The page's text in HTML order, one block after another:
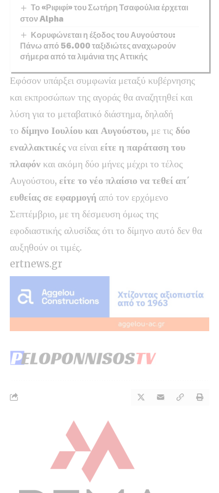
Το «Ριφιφί» του Σωτήρη Τσαφούλια έρχεται
στον Alpha
Κορυφώνεται η έξοδος του Αυγούστου:
Πάνω από 56.000 ταξιδιώτες αναχωρούν
σήμερα από τα λιμάνια της Αττικής
Εφόσον υπάρξει συμφωνία μεταξύ κυβέρνησης
και εκπροσώπων της αγοράς θα αναζητηθεί και
λύση για το μεταβατικό διάστημα, δηλαδή
το δίμηνο Ιουλίου και Αυγούστου, με τις δύο
εναλλακτικές να είναι είτε η παράταση του
πλαφόν και ακόμη δύο μήνες μέχρι το τέλος
Αυγούστου, είτε το νέο πλαίσιο να τεθεί απ΄
ευθείας σε εφαρμογή από τον ερχόμενο
Σεπτέμβριο, με τη δέσμευση όμως της
εφοδιαστικής αλυσίδας ότι το δίμηνο αυτό δεν θα
αυξηθούν οι τιμές.
ertnews.gr